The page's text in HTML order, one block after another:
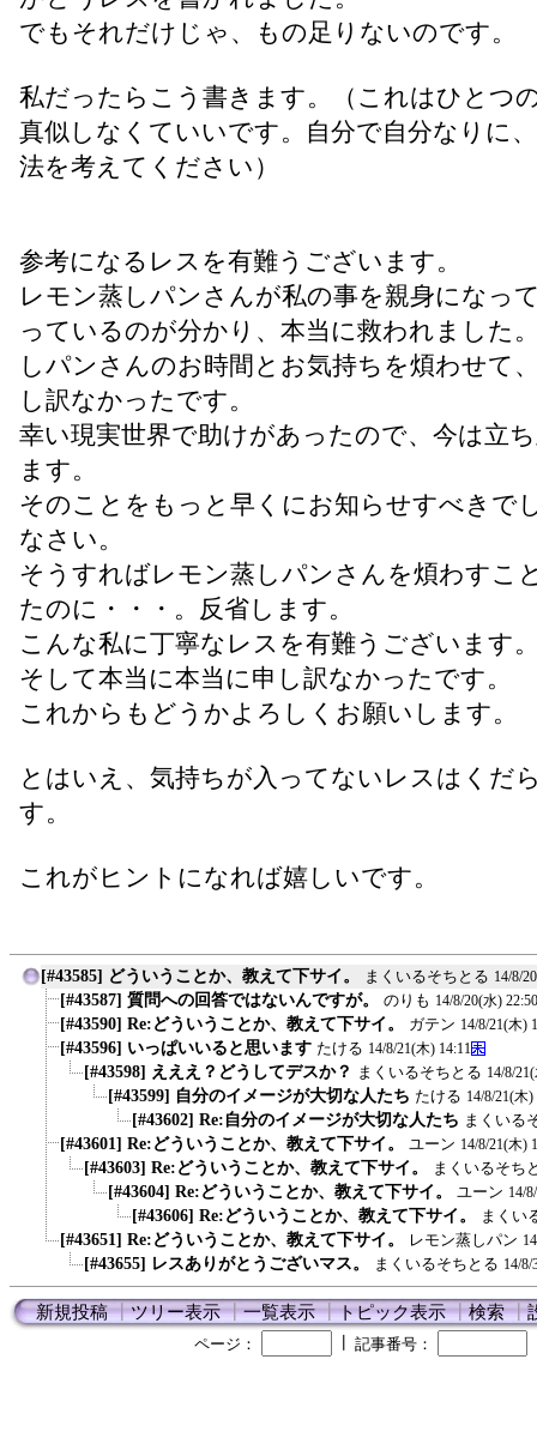
でもそれだけじゃ、もの足りないのです。
私だったらこう書きます。（これはひとつ
真似しなくていいです。自分で自分なりに
法を考えてください）
参考になるレスを有難うございます。
レモン蒸しパンさんが私の事を親身になっ
っているのが分かり、本当に救われました
しパンさんのお時間とお気持ちを煩わせて
し訳なかったです。
幸い現実世界で助けがあったので、今は立
ます。
そのことをもっと早くにお知らせすべきで
なさい。
そうすればレモン蒸しパンさんを煩わすこ
たのに・・・。反省します。
こんな私に丁寧なレスを有難うございます
そして本当に本当に申し訳なかったです。
これからもどうかよろしくお願いします。
とはいえ、気持ちが入ってないレスはくだ
す。
これがヒントになれば嬉しいです。
[#43585] どういうことか、教えて下サイ。 まくいるそちとる 14/8/
[#43587] 質問への回答ではないんですが。 のりも 14/8/20(水) 22:50
[#43590] Re:どういうことか、教えて下サイ。 ガテン 14/8/21(木)
[#43596] いっぱいいると思います たける 14/8/21(木) 14:11
[#43598] えええ？どうしてデスか？ まくいるそちとる 14/8/
[#43599] 自分のイメージが大切な人たち たける 14/8/21(木)
[#43602] Re:自分のイメージが大切な人たち まくいる
[#43601] Re:どういうことか、教えて下サイ。 ユーン 14/8/21(木)
[#43603] Re:どういうことか、教えて下サイ。 まくいるそち
[#43604] Re:どういうことか、教えて下サイ。 ユーン 14/
[#43606] Re:どういうことか、教えて下サイ。 まくい
[#43651] Re:どういうことか、教えて下サイ。 レモン蒸しパン
[#43655] レスありがとうございマス。 まくいるそちとる 14/8/
新規投稿┃ツリー表示┃一覧表示┃トピック表示┃検索┃
ページ： 記事番号：